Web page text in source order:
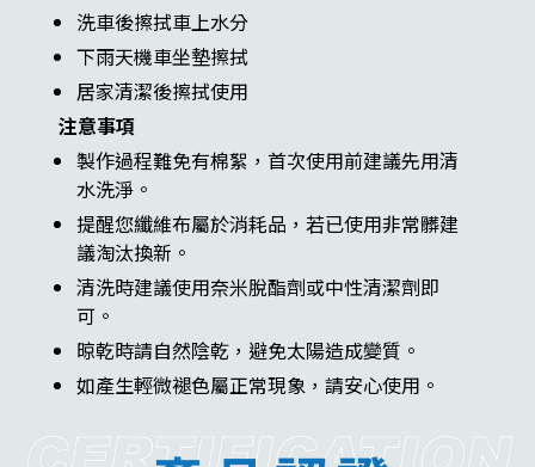
洗車後擦拭車上水分
下雨天機車坐墊擦拭
居家清潔後擦拭使用
注意事項
製作過程難免有棉絮，首次使用前建議先用清
水洗淨。
提醒您纖維布屬於消耗品，若已使用非常髒建
議淘汰換新。
清洗時建議使用奈米脫酯劑或中性清潔劑即
可。
晾乾時請自然陰乾，避免太陽造成變質。
如產生輕微褪色屬正常現象，請安心使用。